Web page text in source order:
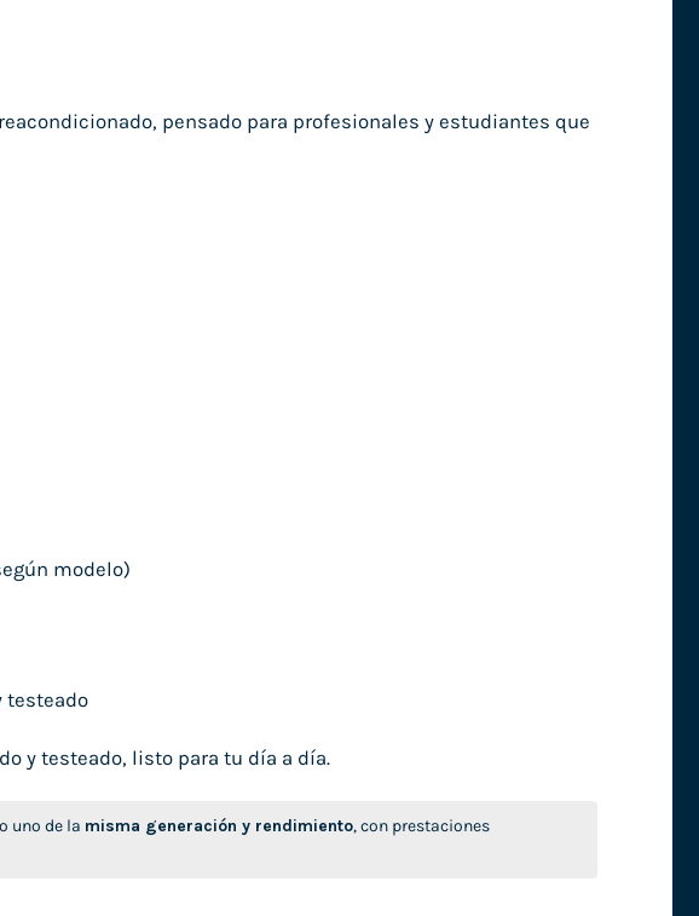
pensado para profesionales y estudiantes que
modelo)
testeado
y testeado, listo para tu día a día.
uno de la misma generación y rendimiento, con prestaciones